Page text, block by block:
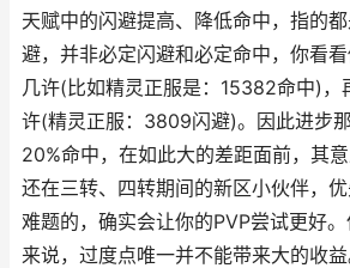
天赋中的闪避提高、降低命中，指的
避，并非必定闪避和必定命中，你看
几许(比如精灵正服是：15382命中)，
许(精灵正服：3809闪避)。因此进步
20%命中，在如此大的差距面前，其
还在三转、四转期间的新区小伙伴，
难题的，确实会让你的PVP尝试更好
来说，过度点唯一并不能带来大的收益